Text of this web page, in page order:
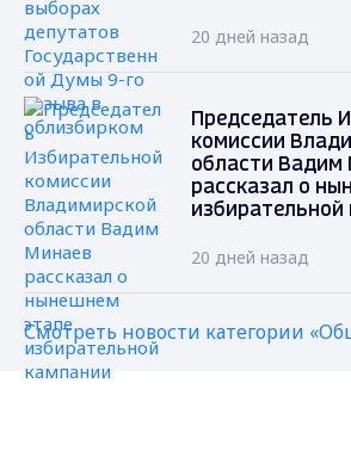
20 дней назад
Председатель
комиссии
области Вадим
рассказал о
избирательной
20 дней назад
Смотреть новости категории